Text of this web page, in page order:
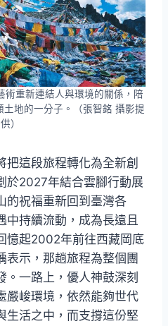
術重新連結人與環境的關係，陪
地的一分子。（張智銘 攝影提
供）
把這段旅程轉化為全新創
於2027年結合雲腳行動展
的祝福重新回到臺灣各
中持續流動，成為長遠且
憶起2002年前往西藏岡底
表示，那趟旅程為整個團
。一路上，優人神鼓深刻
嚴峻環境，依然能夠世代
生活之中，而支撐這份堅